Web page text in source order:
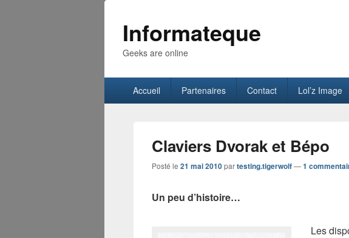
Informateque
Geeks are online
principalAccueil Partenaires Contact Lol’z Image
Claviers Dvorak et Bépo
Posté le 21 mai 2010partesting.tigerwolf—1
Un peu d’histoire…
Les